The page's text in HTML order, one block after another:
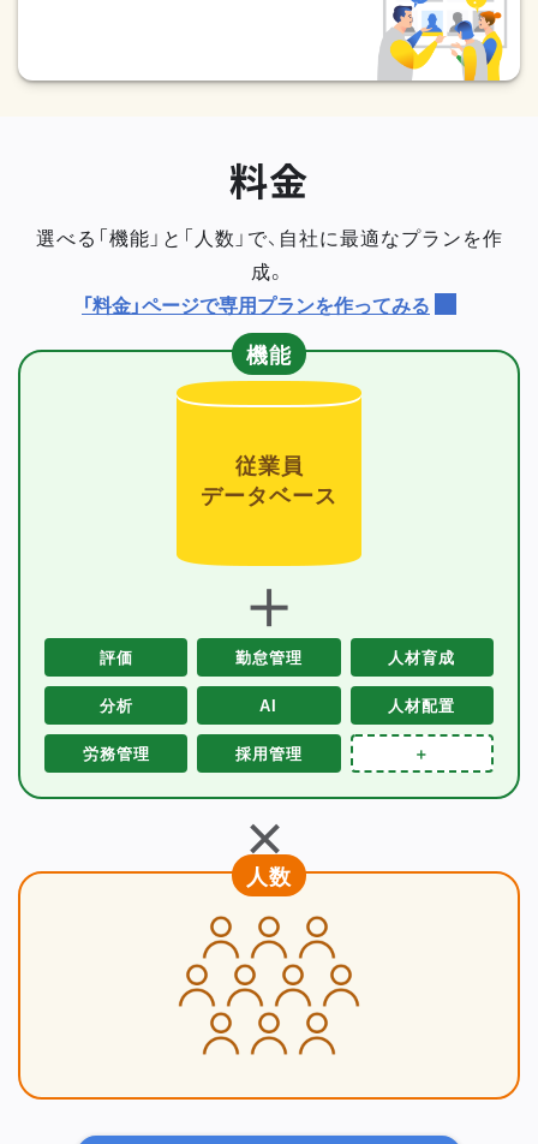
料金
選べる「機能」と「人数」で、自社に最適なプランを作
成。
「料金」ページで専用プランを作ってみる
機能
従業員
データベース
＋
評価 勤怠管理 人材育成
分析 AI 人材配置
労務管理 採用管理 ＋
＋
人数